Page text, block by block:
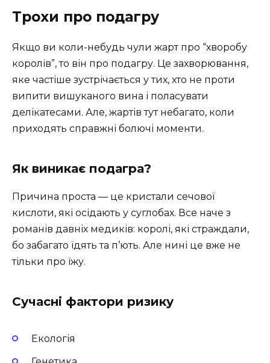
Трохи про подагру
Якщо ви коли-небудь чули жарт про “хворобу
королів”, то він про подагру. Це захворювання,
яке частіше зустрічається у тих, хто не проти
випити вишуканого вина і поласувати
делікатесами. Але, жартів тут небагато, коли
приходять справжні болючі моменти.
Як виникає подагра?
Причина проста — це кристали сечової
кислоти, які осідають у суглобах. Все наче з
романів давніх медиків: королі, які страждали,
бо забагато їдять та п’ють. Але нині це вже не
тільки про їжу.
Сучасні фактори ризику
Екологія